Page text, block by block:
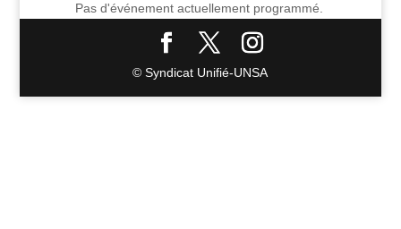
Pas d'événement actuellement programmé.
© Syndicat Unifié-UNSA